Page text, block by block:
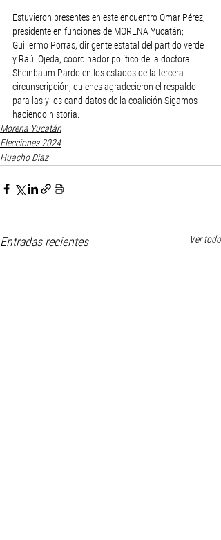
Estuvieron presentes en este encuentro Omar Pérez,
presidente en funciones de MORENA Yucatán;
Guillermo Porras, dirigente estatal del partido verde
y Raúl Ojeda, coordinador político de la doctora
Sheinbaum Pardo en los estados de la tercera
circunscripción, quienes agradecieron el respaldo
para las y los candidatos de la coalición Sigamos
haciendo historia.
Morena Yucatán
Elecciones 2024
Huacho Diaz
Entradas recientes Ver todo